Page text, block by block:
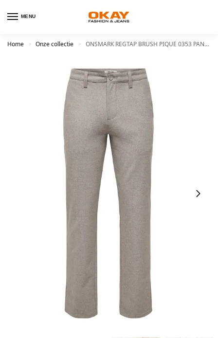
MENU
Home > Onze collectie > ONSMARK REGTAP BRUSH PIQUE 0353 PANTNOOS